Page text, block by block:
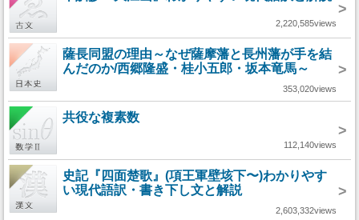
>
2,220,585views
薩長同盟の理由～なぜ薩摩藩と長州藩が手を結
んだのか/西郷隆盛・桂小五郎・坂本竜馬～
>
353,020views
共役な複素数
>
112,140views
史記『四面楚歌』(項王軍壁垓下〜)わかりやす
い現代語訳・書き下し文と解説
>
2,603,332views